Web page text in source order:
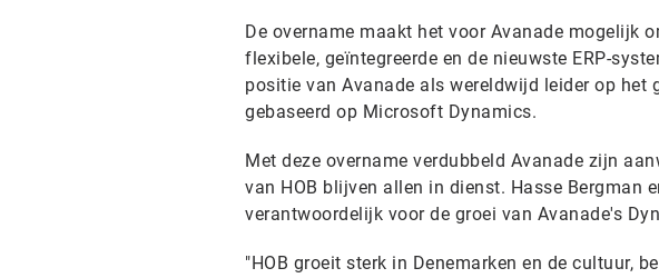
De overname maakt het voor Avanade mogelijk
flexibele, geïntegreerde en de nieuwste ERP-
positie van Avanade als wereldwijd leider op
gebaseerd op Microsoft Dynamics.
Met deze overname verdubbeld Avanade zijn
van HOB blijven allen in dienst. Hasse Bergman
verantwoordelijk voor de groei van Avanade's
"HOB groeit sterk in Denemarken en de cultuur,